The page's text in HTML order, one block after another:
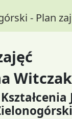
- Plan
Witczak